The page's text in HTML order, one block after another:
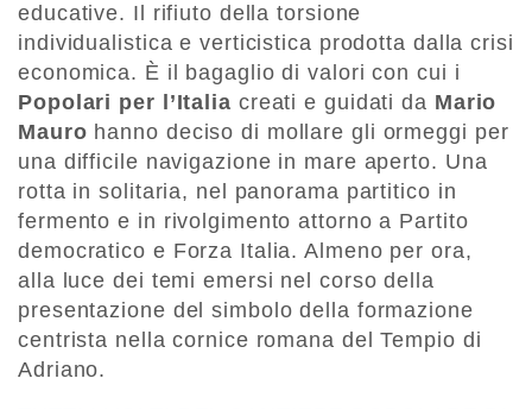
educative. Il rifiuto della torsione
individualistica e verticistica prodotta dalla crisi
economica. È il bagaglio di valori con cui i
Popolari per l’Italia creati e guidati da Mario
Mauro hanno deciso di mollare gli ormeggi per
una difficile navigazione in mare aperto. Una
rotta in solitaria, nel panorama partitico in
fermento e in rivolgimento attorno a Partito
democratico e Forza Italia. Almeno per ora,
alla luce dei temi emersi nel corso della
presentazione del simbolo della formazione
centrista nella cornice romana del Tempio di
Adriano.